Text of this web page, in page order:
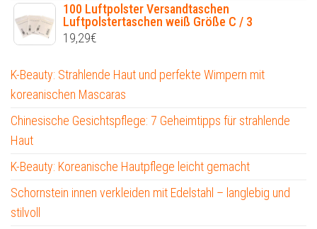
100 Luftpolster Versandtaschen
Luftpolstertaschen weiß Größe C / 3
19,29€
K-Beauty: Strahlende Haut und perfekte Wimpern mit
koreanischen Mascaras
Chinesische Gesichtspflege: 7 Geheimtipps für strahlende
Haut
K-Beauty: Koreanische Hautpflege leicht gemacht
Schornstein innen verkleiden mit Edelstahl – langlebig und
stilvoll